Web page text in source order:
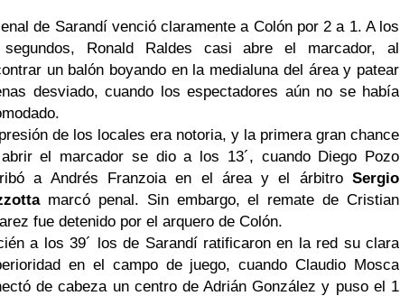
de Sarandí venció claramente a Colón por 2 a 1. A los
Ronald Raldes casi abre el marcador, al
un balón boyando en la medialuna del área y patear
desviado, cuando los espectadores aún no se había
de los locales era notoria, y la primera gran chance
el marcador se dio a los 13´, cuando Diego Pozo
a Andrés Franzoia en el área y el árbitro Sergio
marcó penal. Sin embargo, el remate de Cristian
fue detenido por el arquero de Colón.
a los 39´ los de Sarandí ratificaron en la red su clara
en el campo de juego, cuando Claudio Mosca
de cabeza un centro de Adrián González y puso el 1